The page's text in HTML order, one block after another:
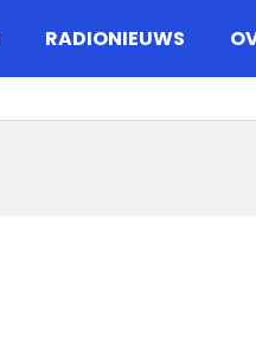
RADIONIEUWS